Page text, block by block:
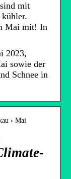
mit
kühler.
Mai mit! In
2023,
sowie der
Schnee in
› Mai